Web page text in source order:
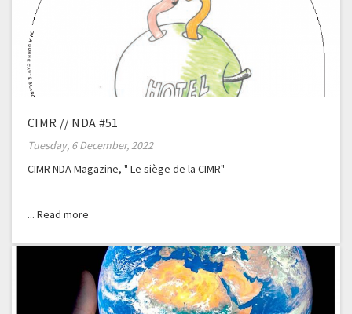
CIMR // NDA #51
Tuesday, 6 December, 2022
CIMR NDA Magazine, " Le siège de la CIMR"